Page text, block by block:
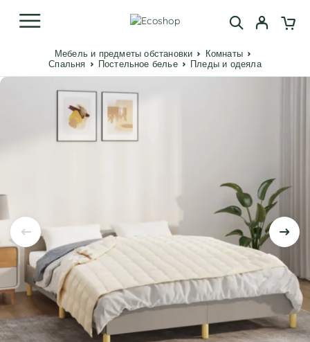
Мебель и предметы обстановки
Комнаты
Спальня
Постельное белье Пледы и одеяла